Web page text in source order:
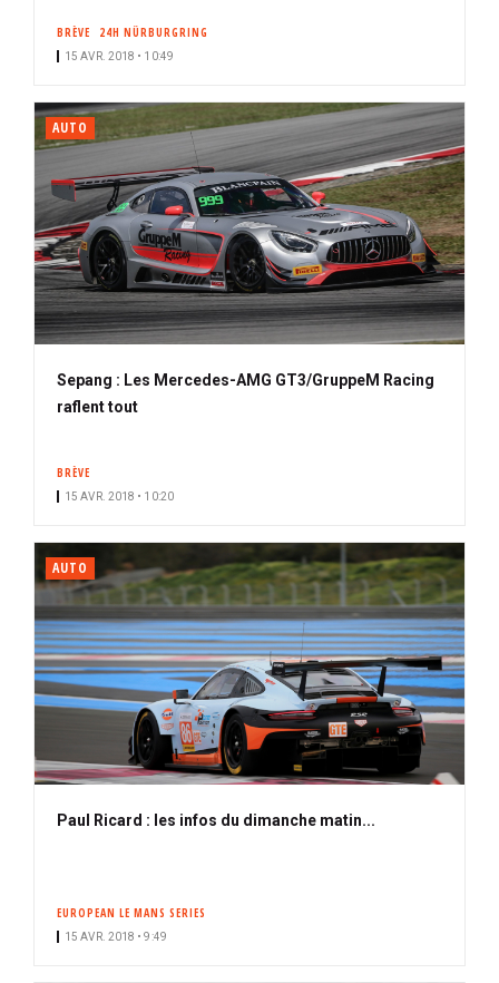
BRÈVE 24H NÜRBURGRING
15 AVR. 2018 • 10:49
AUTO
Sepang : Les Mercedes-AMG GT3/GruppeM Racing
raflent tout
BRÈVE
15 AVR. 2018 • 10:20
AUTO
Paul Ricard : les infos du dimanche matin...
EUROPEAN LE MANS SERIES
15 AVR. 2018 • 9:49